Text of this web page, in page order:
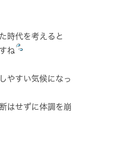
時代を考えると
ね
やすい気候になっ
はせずに体調を崩